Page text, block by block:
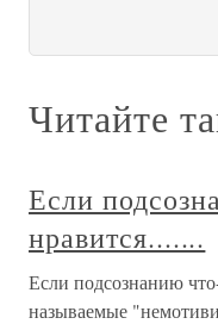
Читайте
Если
нравится.......
Если подсознанию
называемые